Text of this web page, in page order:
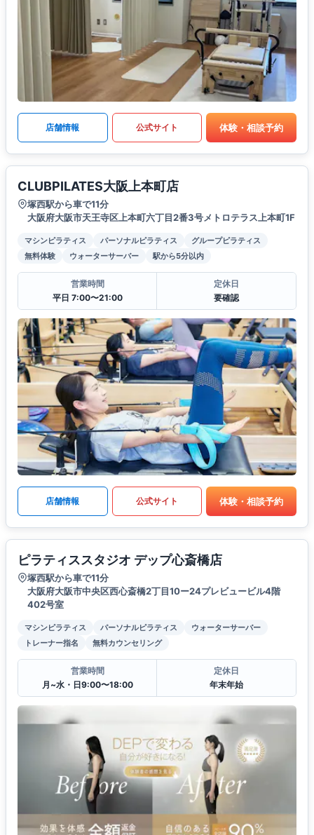
店舗情報 公式サイト 体験・相談予約
CLUBPILATES大阪上本町店
塚西駅から車で11分
大阪府大阪市天王寺区上本町六丁目2番3号メトロテラス上本町1F
マシンピラティス パーソナルピラティス
グループピラティス
無料体験
ウォーターサーバー 駅から5分以内
営業時間
平日 7:00〜21:00
定休日
要確認
店舗情報 公式サイト 体験・相談予約
ピラティススタジオ デップ心斎橋店
塚西駅から車で11分
大阪府大阪市中央区西心斎橋2丁目10ー24プレビュービル4階
402号室
マシンピラティス パーソナルピラティス
ウォーターサーバー
トレーナー指名
無料カウンセリング
営業時間
月~水・日9:00〜18:00
定休日
年末年始